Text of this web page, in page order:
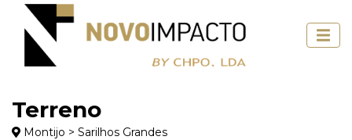
Terreno
Montijo > Sarilhos Grandes